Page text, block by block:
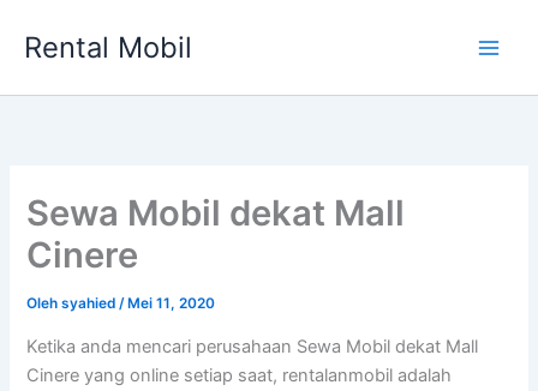
Rental Mobil
Sewa Mobil dekat Mall
Cinere
Olehsyahied/ Mei 11, 2020
Ketika anda mencari perusahaan Sewa Mobil dekat Mall
Cinere yang online setiap saat, rentalanmobil adalah